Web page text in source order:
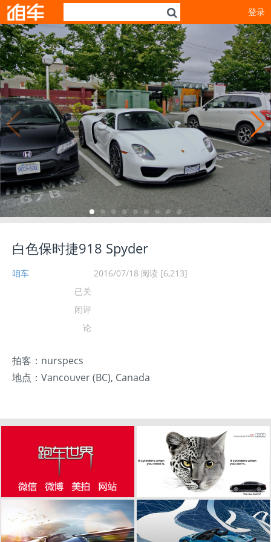
登录
白色保时捷918 Spyder
咱车 2016/07/18 阅读 [6,213]
已关
闭评
论
拍客：nurspecs
地点：Vancouver (BC), Canada